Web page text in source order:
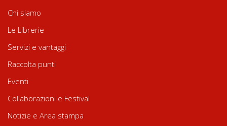
Chi siamo
Le Librerie
Servizi e vantaggi
Raccolta punti
Eventi
Collaborazioni e Festival
Notizie e Area stampa